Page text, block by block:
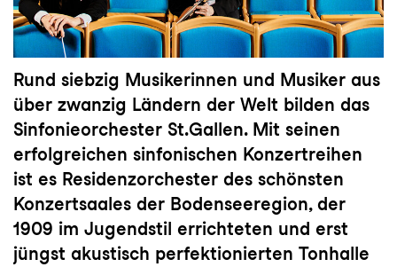
Rund siebzig Musikerinnen und Musiker aus
über zwanzig Ländern der Welt bilden das
Sinfonieorchester St.Gallen. Mit seinen
erfolgreichen sinfonischen Konzertreihen
ist es Residenzorchester des schönsten
Konzertsaales der Bodenseeregion, der
1909 im Jugendstil errichteten und erst
jüngst akustisch perfektionierten Tonhalle